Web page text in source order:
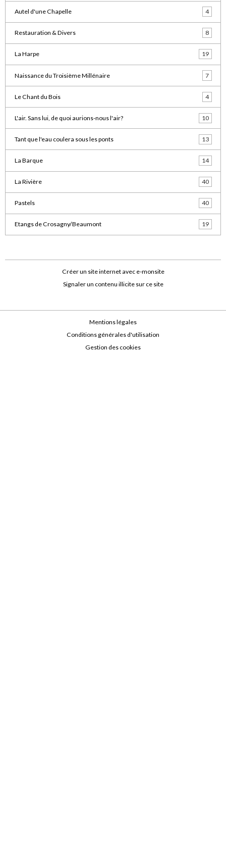
Autel d'une Chapelle 4
Restauration & Divers 8
La Harpe 19
Naissance du Troisième Millénaire 7
Le Chant du Bois 4
L'air. Sans lui, de quoi aurions-nous l'air? 10
Tant que l'eau coulera sous les ponts 13
La Barque 14
La Rivière 40
Pastels 40
Etangs de Crosagny/Beaumont 19
Créer un site internet avec e-monsite
Signaler un contenu illicite sur ce site
Mentions légales
Conditions générales d'utilisation
Gestion des cookies